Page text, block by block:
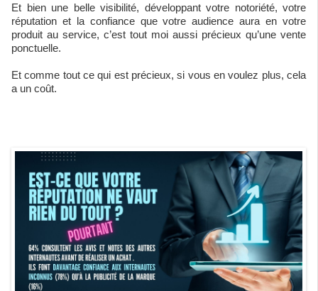
Et bien une belle visibilité, développant votre notoriété, votre
réputation et la confiance que votre audience aura en votre
produit au service, c’est tout moi aussi précieux qu’une vente
ponctuelle.
Et comme tout ce qui est précieux, si vous en voulez plus, cela
a un coût.